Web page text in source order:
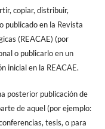
copiar, distribuir,
publicado en la Revista
(REACAE) (por
o publicarlo en un
inicial en la REACAE.
posterior publicación de
de aquel (por ejemplo:
tesis, o para